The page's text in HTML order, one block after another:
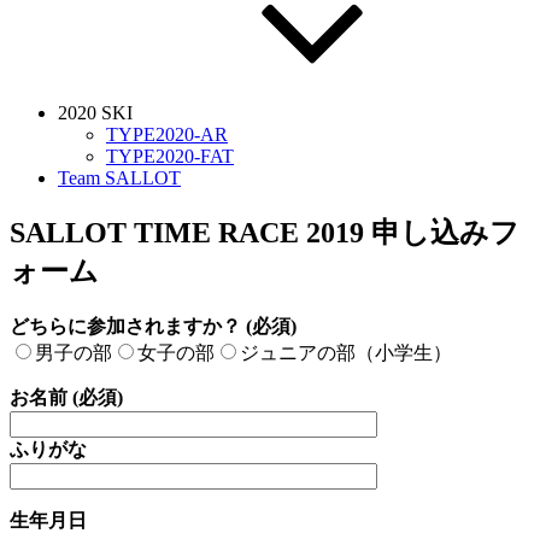
2020 SKI
TYPE2020-AR
TYPE2020-FAT
Team SALLOT
SALLOT TIME RACE 2019 申し込みフ
ォーム
どちらに参加されますか？ (必須)
男子の部
女子の部 ジュニアの部（小学生）
お名前 (必須)
ふりがな
生年月日